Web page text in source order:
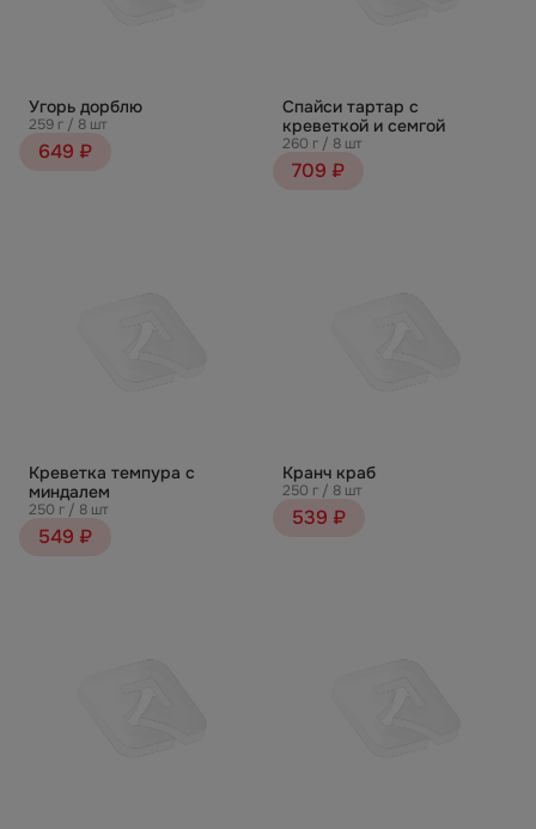
Угорь дорблю
259 г / 8 шт
649 ₽
Спайси тартар с
креветкой и семгой
260 г / 8 шт
709 ₽
Креветка темпура с
миндалем
250 г / 8 шт
549 ₽
Кранч краб
250 г / 8 шт
539 ₽